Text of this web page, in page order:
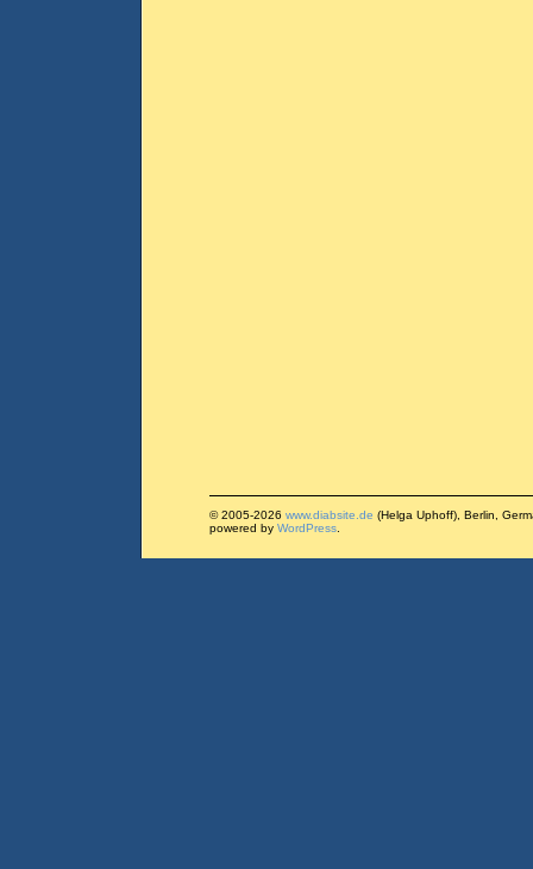
© 2005-2026 www.diabsite.de (Helga Uphoff), Berlin,
powered by WordPress.